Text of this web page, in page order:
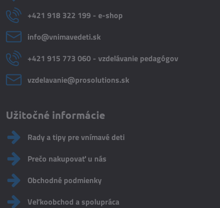
+421 918 322 199 - e-shop
info​@vnimavedeti​.sk
+421 915 773 060 - vzdelávanie pedagógov
vzdelavanie​@prosolutions​.sk
Užitočné informácie
Rady a tipy pre vnímavé deti
Prečo nakupovať u nás
Obchodné podmienky
Veľkoobchod a spolupráca